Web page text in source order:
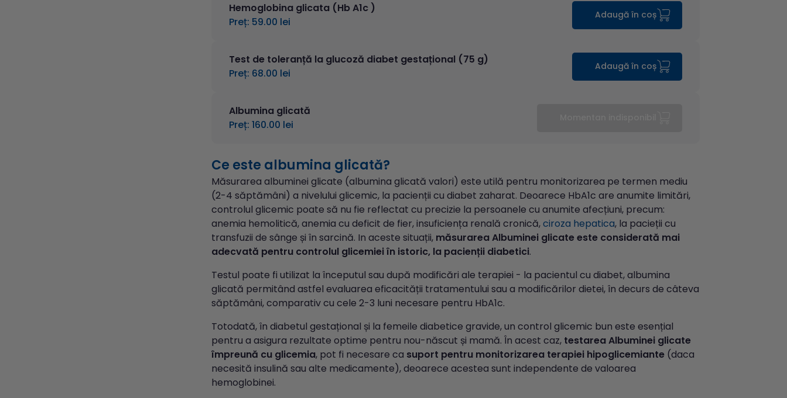
Hemoglobina glicata (Hb A1c )
Preț: 59.00 lei
Adaugă în coș
Test de toleranță la glucoză diabet gestațional (75 g)
Preț: 68.00 lei
Adaugă în coș
Albumina glicată
Preț: 160.00 lei
Ce este albumina glicată?
Măsurarea albuminei glicate (albumina glicată valori) este utilă pentru monitorizarea pe termen mediu
(2-4 săptămâni) a nivelului glicemic, la pacienții cu diabet zaharat. Deoarece HbA1c are anumite limitări,
controlul glicemic poate să nu fie reflectat cu precizie la persoanele cu anumite afecțiuni, precum:
anemia hemolitică, anemia cu deficit de fier, insuficiența renală cronică,ciroza hepatica, la pacieții cu
transfuzii de sânge și în sarcină. In aceste situații, măsurarea Albuminei glicate este considerată mai
adecvată pentru controlul glicemiei în istoric, la pacienții diabetici.
Testul poate fi utilizat la începutul sau după modificări ale terapiei - la pacientul cu diabet, albumina
glicată permitând astfel evaluarea eficacității tratamentului sau a modificărilor dietei, în decurs de câteva
săptămâni, comparativ cu cele 2-3 luni necesare pentru HbA1c.
Totodată, în diabetul gestațional și la femeile diabetice gravide, un control glicemic bun este esențial
pentru a asigura rezultate optime pentru nou-născut și mamă. În acest caz, testarea Albuminei glicate
împreună cu glicemia, pot fi necesare ca suport pentru monitorizarea terapiei hipoglicemiante (daca
necesită insulină sau alte medicamente), deoarece acestea sunt independente de valoarea
hemoglobinei.